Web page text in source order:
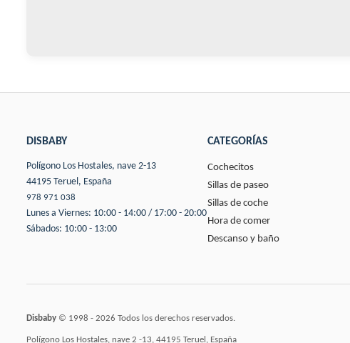
DISBABY
Polígono Los Hostales, nave 2-13
44195 Teruel, España
978 971 038
Lunes a Viernes: 10:00 - 14:00 / 17:00 - 20:00
Sábados: 10:00 - 13:00
CATEGORÍAS
Cochecitos
Sillas de paseo
Sillas de coche
Hora de comer
Descanso y baño
Disbaby © 1998 - 2026 Todos los derechos reservados.
Polígono Los Hostales, nave 2 -13, 44195 Teruel, España